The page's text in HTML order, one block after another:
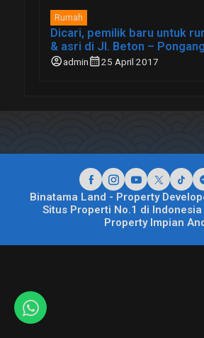
Rumah
Dicari, pemilik baru untuk
& asri di Jl. Beton –
account_circleadmincalendar_month25 April 2017
Binatama Land - Property
Situs Properti No.1 di
Property Impian